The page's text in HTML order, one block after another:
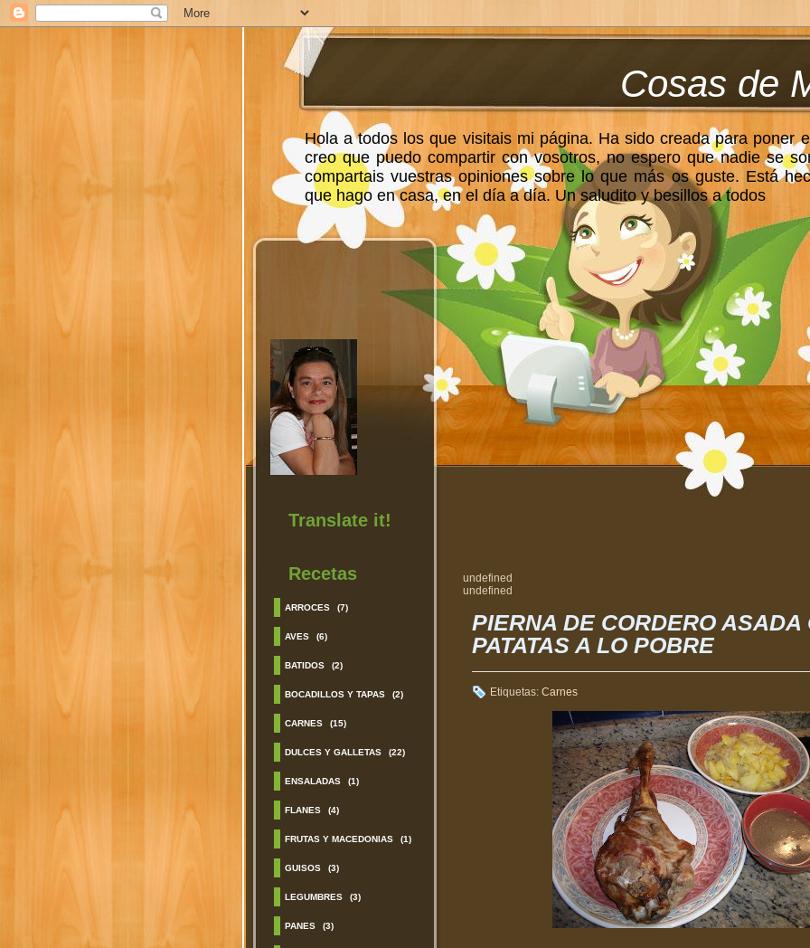
Cosas de
Hola a todos los que visitais mi página. Ha sido creada para poner
creo que puedo compartir con vosotros, no espero que nadie se
compartais vuestras opiniones sobre lo que más os guste. Está
que hago en casa, en el día a día. Un saludito y besillos a todos
Translate it!
Recetas
ARROCES (7)
AVES (6)
BATIDOS (2)
BOCADILLOS Y TAPAS (2)
CARNES (15)
DULCES Y GALLETAS (22)
ENSALADAS (1)
FLANES (4)
FRUTAS Y MACEDONIAS (1)
GUISOS (3)
LEGUMBRES (3)
PANES (3)
undefined
undefined
PIERNA DE CORDERO ASADA
PATATAS A LO POBRE
Etiquetas: Carnes